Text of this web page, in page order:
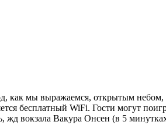
мы выражаемся, открытым небом,
бесплатный WiFi. Гости могут
жд вокзала Вакура Онсен (в 5